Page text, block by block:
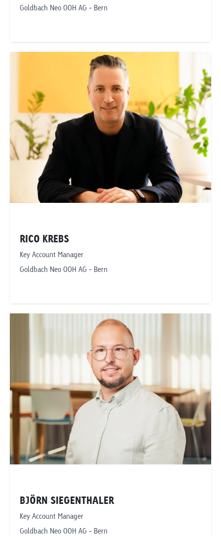
Goldbach Neo OOH AG - Bern
juerg.steiner@goldbachneo.com
Goldbach Neo OOH AG
Bern
RICO KREBS
Key Account Manager
Goldbach Neo OOH AG - Bern
rico.krebs@goldbachneo.com
Goldbach Neo OOH AG
BJÖRN SIEGENTHALER
Key Account Manager
Goldbach Neo OOH AG - Bern